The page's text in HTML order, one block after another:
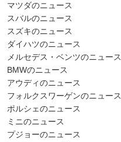
マツダのニュース
スバルのニュース
スズキのニュース
ダイハツのニュース
メルセデス・ベンツのニュース
BMWのニュース
アウディのニュース
フォルクスワーゲンのニュース
ポルシェのニュース
ミニのニュース
プジョーのニュース